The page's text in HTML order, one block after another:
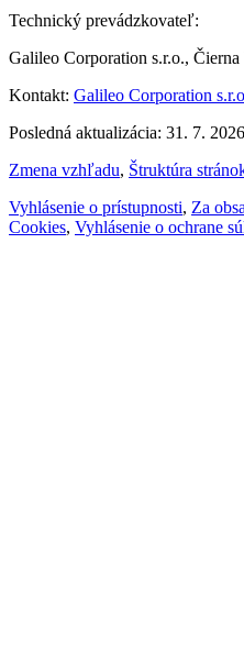
Technický prevádzkovateľ:
Galileo Corporation s.r.o.,
Kontakt: Galileo Corporation
Posledná aktualizácia: 31. 7. 2026
Zmena vzhľadu, Štruktúra
Vyhlásenie o prístupnosti, Za
Cookies, Vyhlásenie o ochrane